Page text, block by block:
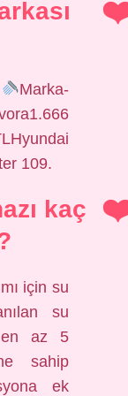
Marka-
109.
kaç
için su
su
en az 5
sahip
ek